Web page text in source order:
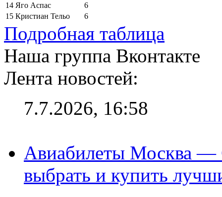
14 Яго Аспас
6
15 Кристиан Тельо 6
Подробная таблица
Наша группа Вконтакте
Лента новостей:
7.7.2026, 16:58
Авиабилеты Москва —
выбрать и купить